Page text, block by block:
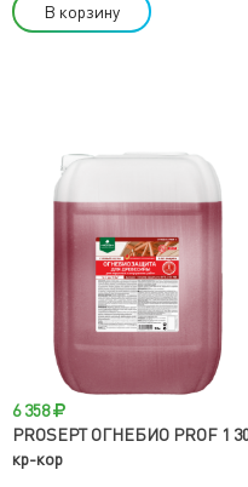
В корзину
6 358
PROSEPT ОГНЕБИО PROF 1
кр-кор